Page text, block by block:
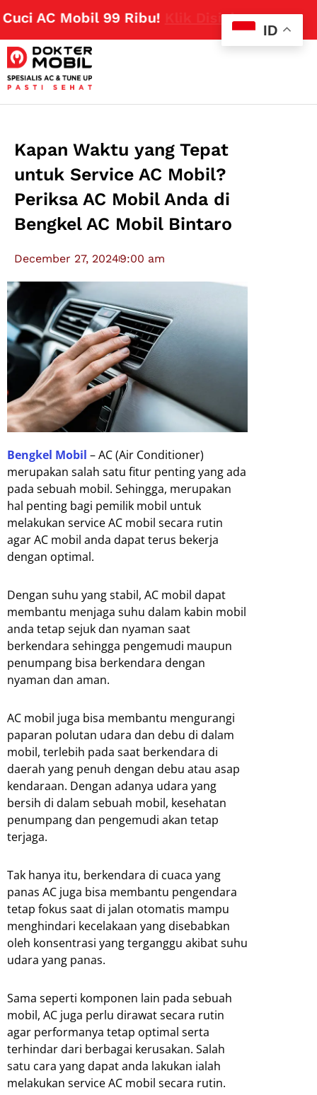
AC Mobil 99 Ribu!Klik Disini
Kapan Waktu yang Tepat
untuk Service AC Mobil?
Periksa AC Mobil Anda di
Bengkel AC Mobil Bintaro
December 27, 20249:00 am
Bengkel Mobil – AC (Air Conditioner)
merupakan salah satu fitur penting yang ada
pada sebuah mobil. Sehingga, merupakan
hal penting bagi pemilik mobil untuk
melakukan service AC mobil secara rutin
agar AC mobil anda dapat terus bekerja
dengan optimal.
Dengan suhu yang stabil, AC mobil dapat
membantu menjaga suhu dalam kabin mobil
anda tetap sejuk dan nyaman saat
berkendara sehingga pengemudi maupun
penumpang bisa berkendara dengan
nyaman dan aman.
AC mobil juga bisa membantu mengurangi
paparan polutan udara dan debu di dalam
mobil, terlebih pada saat berkendara di
daerah yang penuh dengan debu atau asap
kendaraan. Dengan adanya udara yang
bersih di dalam sebuah mobil, kesehatan
penumpang dan pengemudi akan tetap
terjaga.
Tak hanya itu, berkendara di cuaca yang
panas AC juga bisa membantu pengendara
tetap fokus saat di jalan otomatis mampu
menghindari kecelakaan yang disebabkan
oleh konsentrasi yang terganggu akibat suhu
udara yang panas.
Sama seperti komponen lain pada sebuah
mobil, AC juga perlu dirawat secara rutin
agar performanya tetap optimal serta
terhindar dari berbagai kerusakan. Salah
satu cara yang dapat anda lakukan ialah
melakukan service AC mobil secara rutin.
ID